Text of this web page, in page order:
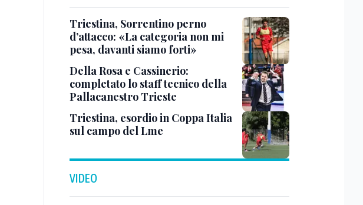
Triestina, Sorrentino perno
d’attacco: «La categoria non mi
pesa, davanti siamo forti»
Della Rosa e Cassinerio:
completato lo staff tecnico della
Pallacanestro Trieste
Triestina, esordio in Coppa Italia
sul campo del Lme
VIDEO